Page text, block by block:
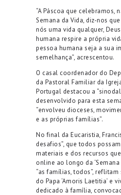
“A Páscoa que celebramos,
Semana da Vida, diz-nos
nós uma vida qualquer,
humana respire a própria
pessoa humana seja a sua
semelhança”, acrescentou.
O casal coordenador do
da Pastoral Familiar da
Portugal destacou a
desenvolvido para esta
“envolveu dioceses,
e as próprias famílias”.
No final da Eucaristia,
desafios”, que todos
materiais e dos recursos
online ao longo da ‘Semana
“as famílias, todos”,
do Papa ‘Amoris Laetitia’ e
dedicado à família,